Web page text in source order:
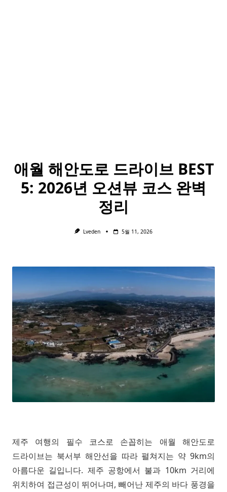
애월 해안도로 드라이브 BEST
5: 2026년 오션뷰 코스 완벽
정리
Lveden 5월 11, 2026
제주 여행의 필수 코스로 손꼽히는 애월 해안도로
드라이브는 북서부 해안선을 따라 펼쳐지는 약 9km의
아름다운 길입니다. 제주 공항에서 불과 10km 거리에
위치하여 접근성이 뛰어나며, 빼어난 제주의 바다 풍경을